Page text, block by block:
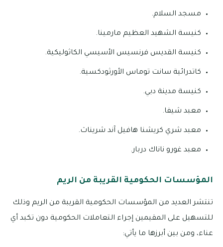
مسجد السلام.
كنيسة الشهيد العظيم مارمينا.
كنيسة القديس فرنسيس الأسيسي الكاثوليكية.
كاتدرائية سانت توماس الأورثودكسية.
كنيسة مدينة دبي.
معبد شيفا.
معبد شري كريشنا هافيل آند شريناث.
معبد غورو ناناك دربار.
المؤسسات الحكومية القريبة من الريم
تنتشر العديد من المؤسسات الحكومية القريبة من الريم وذلك
للتسهيل على المقيمين إجراء التعاملات الحكومية دون تكبد أي
عناء، ومن بين أبرزها ما يأتي: